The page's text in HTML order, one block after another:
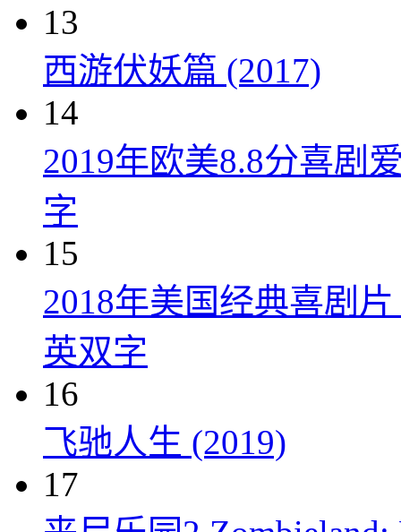
13
西游伏妖篇 (2017)
14
2019年欧美8.8分喜剧
字
15
2018年美国经典喜剧
英双字
16
飞驰人生 (2019)
17